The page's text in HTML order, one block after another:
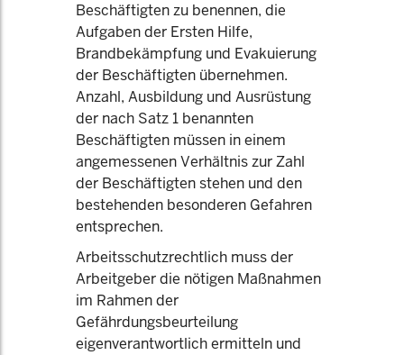
Beschäftigten zu benennen, die
Aufgaben der Ersten Hilfe,
Brandbekämpfung und Evakuierung
der Beschäftigten übernehmen.
Anzahl, Ausbildung und Ausrüstung
der nach Satz 1 benannten
Beschäftigten müssen in einem
angemessenen Verhältnis zur Zahl
der Beschäftigten stehen und den
bestehenden besonderen Gefahren
entsprechen.
Arbeitsschutzrechtlich muss der
Arbeitgeber die nötigen Maßnahmen
im Rahmen der
Gefährdungsbeurteilung
eigenverantwortlich ermitteln und